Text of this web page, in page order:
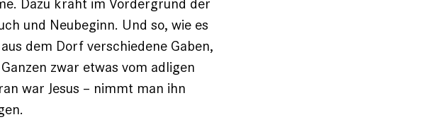
und Neu­beginn. Und so, wie es
dem Dorf verschiedene Gaben,
zwar ­etwas vom adligen
war Jesus – nimmt man ihn